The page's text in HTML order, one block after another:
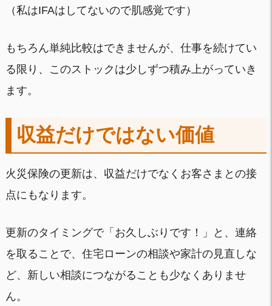
（私はIFAはしてないので肌感覚です）
もちろん単純比較はできませんが、仕事を続けてい
る限り、このストックは少しずつ積み上がっていき
ます。
収益だけではない価値
火災保険の更新は、収益だけでなくお客さまとの接
点にもなります。
更新のタイミングで「お久しぶりです！」と、連絡
を取ることで、住宅ローンの相談や家計の見直しな
ど、新しい相談につながることも少なくありませ
ん。